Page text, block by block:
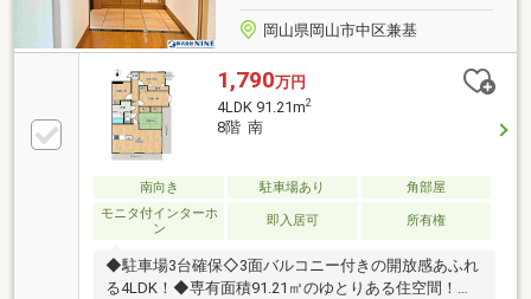
岡山県岡山市中区兼基
1,790万円
4LDK 91.21m2
8階 南
南向き 駐車場あり
角部屋
モニタ付インターホ
ン
即入居可 所有権
◆駐車場3台確保◇3面バルコニー付きの開放感あふれ
る4LDK！◆専有面積91.21㎡のゆとりある住空間！◇